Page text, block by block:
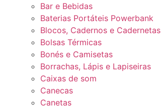
Bar e Bebidas
Baterias Portáteis Powerbank
Blocos, Cadernos e Cadernetas
Bolsas Térmicas
Bonés e Camisetas
Borrachas, Lápis e Lapiseiras
Caixas de som
Canecas
Canetas